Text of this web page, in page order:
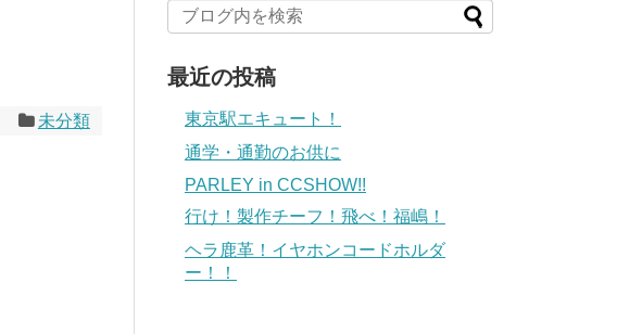
未分類
最近の投稿
東京駅エキュート！
通学・通勤のお供に
PARLEY in CCSHOW!!
行け！製作チーフ！飛べ！福嶋！
ヘラ鹿革！イヤホンコードホルダ
ー！！